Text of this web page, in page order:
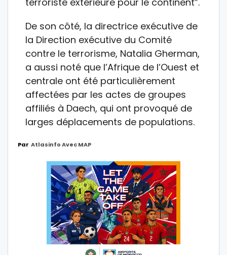
De son côté, la directrice exécutive de
la Direction exécutive du Comité
contre le terrorisme, Natalia Gherman,
a aussi noté que l’Afrique de l’Ouest et
centrale ont été particulièrement
affectées par les actes de groupes
affiliés à Daech, qui ont provoqué de
larges déplacements de populations.
Par Atlasinfo Avec MAP